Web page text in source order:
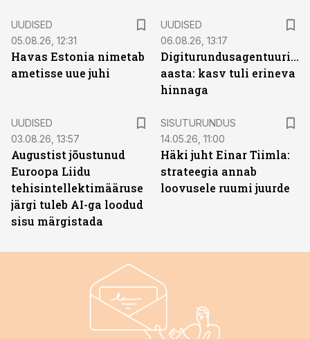
UUDISED
05.08.26, 12:31
Havas Estonia nimetab
ametisse uue juhi
UUDISED
06.08.26, 13:17
Digiturundusagentuuride
aasta: kasv tuli erineva
hinnaga
UUDISED
03.08.26, 13:57
Augustist jõustunud
Euroopa Liidu
tehisintellektimääruse
järgi tuleb AI-ga loodud
sisu märgistada
SISUTURUNDUS
14.05.26, 11:00
Häki juht Einar Tiimla:
strateegia annab
loovusele ruumi juurde